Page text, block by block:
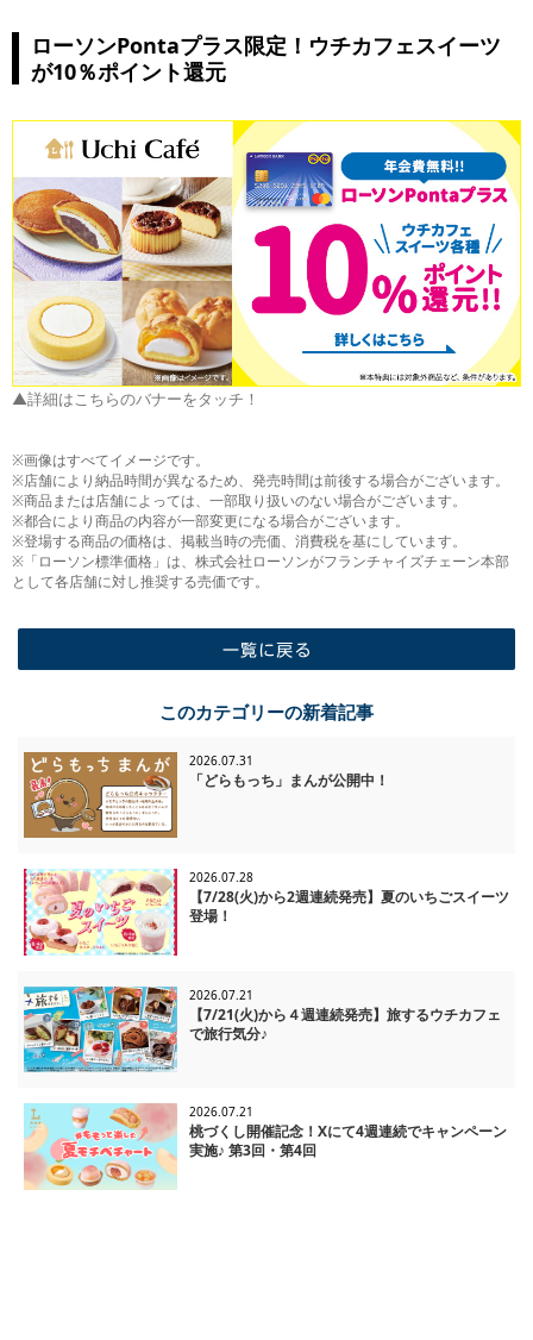
ローソンPontaプラス限定！ウチカフェスイーツ
が10％ポイント還元
▲詳細はこちらのバナーをタッチ！
※画像はすべてイメージです。
※店舗により納品時間が異なるため、発売時間は前後する場合がございます。
※商品または店舗によっては、一部取り扱いのない場合がございます。
※都合により商品の内容が一部変更になる場合がございます。
※登場する商品の価格は、掲載当時の売価、消費税を基にしています。
※「ローソン標準価格」は、株式会社ローソンがフランチャイズチェーン本部
として各店舗に対し推奨する売価です。
このカテゴリーの新着記事
2026.07.31
「どらもっち」まんが公開中！
2026.07.28
【7/28(火)から2週連続発売】夏のいちごスイーツ
登場！
2026.07.21
【7/21(火)から４週連続発売】旅するウチカフェ
で旅行気分♪
2026.07.21
桃づくし開催記念！Xにて4週連続でキャンペーン
実施♪ 第3回・第4回